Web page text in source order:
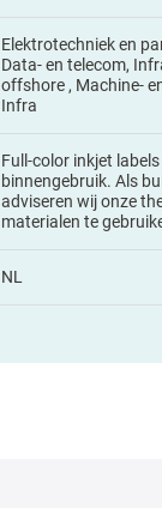
Elektrotechniek en
Data- en telecom,
offshore , Machine-
Infra
Full-color inkjet
binnengebruik. Als
adviseren wij onze
materialen te
NL